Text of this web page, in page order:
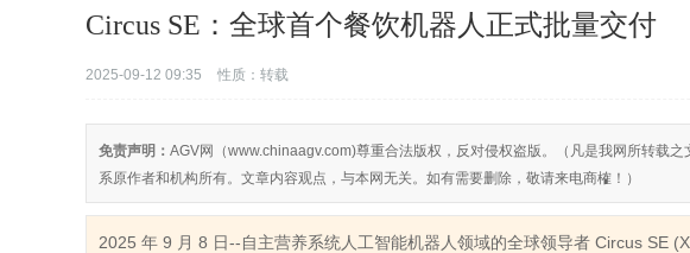
Circus SE：全球首个餐饮机器人正式批量交付
2025-09-12 09:35 性质：转载
免责声明： AGV网（www.chinaagv.com)尊重合法版权，反对侵权盗版。（凡是我网所转载
系原作者和机构所有。文章内容观点，与本网无关。如有需要删除，敬请来电商榷！）
2025 年 9 月 8 日--自主营养系统人工智能机器人领域的全球领导者 Circus SE